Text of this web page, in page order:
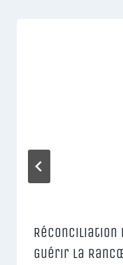
Réconciliation
Guérir la